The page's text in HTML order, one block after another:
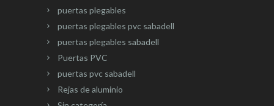
puertas plegables
puertas plegables pvc sabadell
puertas plegables sabadell
Puertas PVC
puertas pvc sabadell
Rejas de aluminio